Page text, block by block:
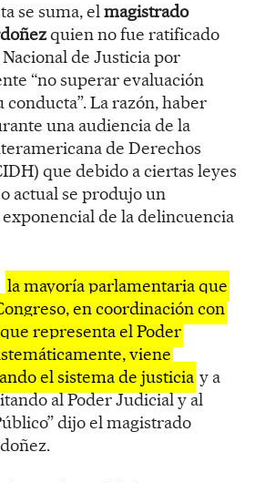
se suma, elmagistrado
quien no fue ratificado
de Justicia por
“no superar evaluación
conducta”. La razón, haber
una audiencia de la
de Derechos
que debido a ciertas leyes
actual se produjo un
de la delincuencia
la mayoría parlamentaria que
en coordinación con
representa el Poder
viene
el sistema de justicia y a
al Poder Judicial y al
dijo el magistrado